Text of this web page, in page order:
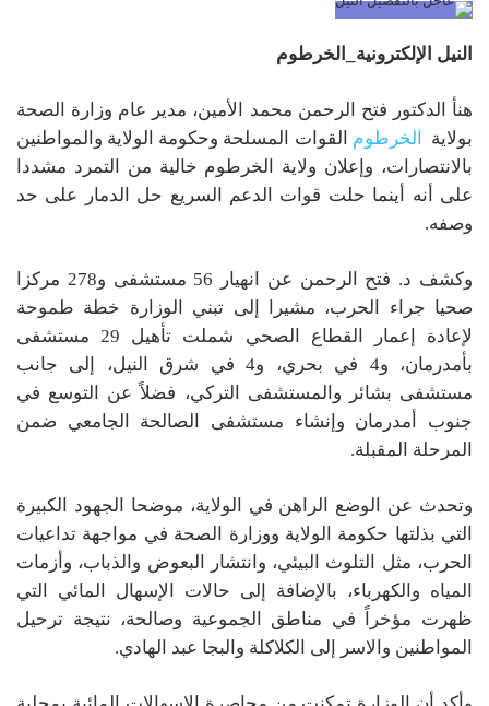
النيل الإلكترونية_الخرطوم
هنأ الدكتور فتح الرحمن محمد الأمين، مدير عام وزارة الصحة
بولاية
الخرطوم القوات المسلحة وحكومة الولاية والمواطنين
بالانتصارات، وإعلان ولاية الخرطوم خالية من التمرد مشددا
على أنه أينما حلت قوات الدعم السريع حل الدمار على حد
وصفه.
وكشف د. فتح الرحمن عن انهيار 56 مستشفى و278 مركزا
صحيا جراء الحرب، مشيرا إلى تبني الوزارة خطة طموحة
لإعادة إعمار القطاع الصحي شملت تأهيل 29 مستشفى
بأمدرمان، و4 في بحري، و4 في شرق النيل، إلى جانب
مستشفى بشائر والمستشفى التركي، فضلاً عن التوسع في
جنوب أمدرمان وإنشاء مستشفى الصالحة الجامعي ضمن
المرحلة المقبلة.
وتحدث عن الوضع الراهن في الولاية، موضحا الجهود الكبيرة
التي بذلتها حكومة الولاية ووزارة الصحة في مواجهة تداعيات
الحرب، مثل التلوث البيئي، وانتشار البعوض والذباب، وأزمات
المياه والكهرباء، بالإضافة إلى حالات الإسهال المائي التي
ظهرت مؤخراً في مناطق الجموعية وصالحة، نتيجة ترحيل
المواطنين والاسر إلى الكلاكلة والبجا عبد الهادي.